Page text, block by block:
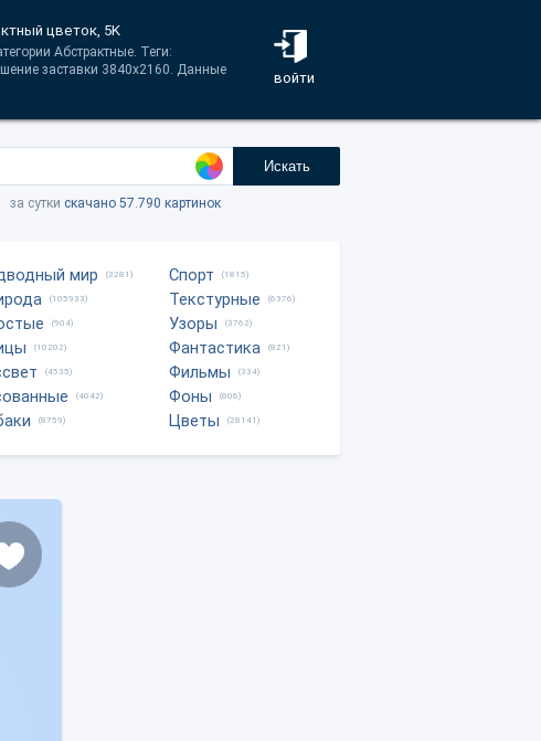
войти
цветок, 5K
Абстрактные. Теги:
заставки 3840x2160. Данные
Искать
сутки скачано 57.790 картинок
мир (2281)
(105933)
(904)
(10202)
(4535)
(4042)
(8759)
Спорт (1815)
Текстурные (6376)
Узоры (3762)
Фантастика (821)
Фильмы (334)
Фоны (606)
Цветы (28141)